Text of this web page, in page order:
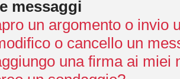
messaggi
un argomento o invio
o cancello un
una firma ai miei